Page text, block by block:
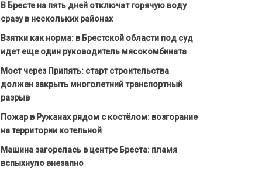
В Бресте на пять дней отключат горячую воду
сразу в нескольких районах
Взятки как норма: в Брестской области под суд
идет еще один руководитель мясокомбината
Мост через Припять: старт строительства
должен закрыть многолетний транспортный
разрыв
Пожар в Ружанах рядом с костёлом: возгорание
на территории котельной
Машина загорелась в центре Бреста: пламя
вспыхнуло внезапно